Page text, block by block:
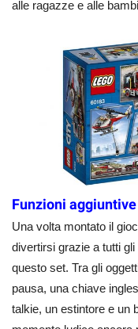
alle ragazze e alle
Funzioni aggiuntive
Una volta montato il
divertirsi grazie a tutti
questo set. Tra gli
pausa, una chiave
talkie, un estintore e un